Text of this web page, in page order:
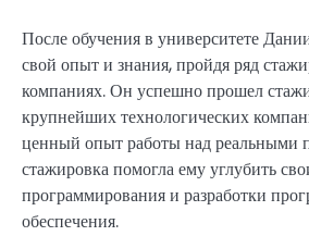
После обучения в университете
свой опыт и знания, пройдя ряд
компаниях. Он успешно прошел
крупнейших технологических
ценный опыт работы над реальными
стажировка помогла ему углубить
программирования и разработки
обеспечения.